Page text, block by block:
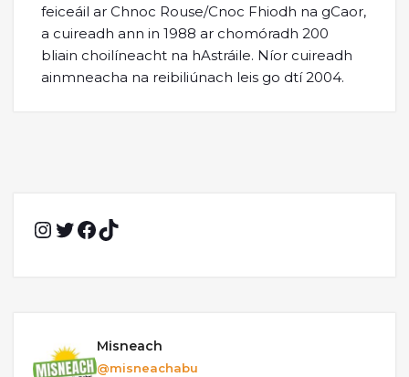
feiceáil ar Chnoc Rouse/Cnoc Fhiodh na gCaor,
a cuireadh ann in 1988 ar chomóradh 200
bliain choilíneacht na hAstráile. Níor cuireadh
ainmneacha na reibiliúnach leis go dtí 2004.
Instagram
TwitterFacebook
Misneach
@misneachabu